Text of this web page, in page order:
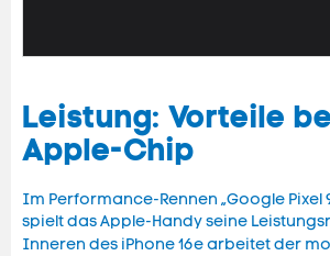
Leistung: Vorteile
Apple-Chip
Im Performance-Rennen „Google Pixel
spielt das Apple-Handy seine
Inneren des iPhone 16e arbeitet der